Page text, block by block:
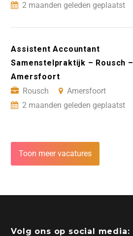
2 maanden geleden geplaatst
Assistent Accountant
Samenstelpraktijk – Rousch –
Amersfoort
Rousch
Amersfoort
2 maanden geleden geplaatst
Toon meer vacatures
Volg ons op social media: